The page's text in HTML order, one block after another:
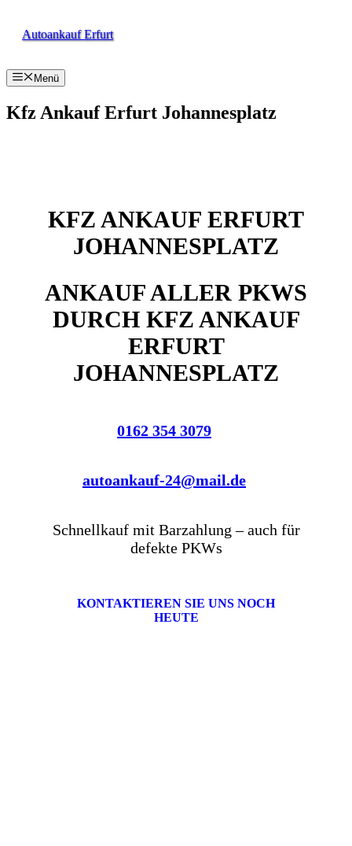
InhaltAutoankauf Erfurt
Menü
Kfz Ankauf Erfurt Johannesplatz
KFZ ANKAUF ERFURT
JOHANNESPLATZ
ANKAUF ALLER PKWS
DURCH KFZ ANKAUF
ERFURT
JOHANNESPLATZ
0162 354 3079
autoankauf-24@mail.de
Schnellkauf mit Barzahlung – auch für
defekte PKWs
KONTAKTIEREN SIE UNS NOCH
HEUTE